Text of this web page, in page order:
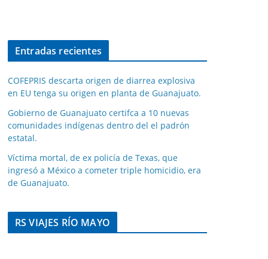
Entradas recientes
COFEPRIS descarta origen de diarrea explosiva
en EU tenga su origen en planta de Guanajuato.
Gobierno de Guanajuato certifca a 10 nuevas
comunidades indígenas dentro del el padrón
estatal.
Víctima mortal, de ex policía de Texas, que
ingresó a México a cometer triple homicidio, era
de Guanajuato.
RS VIAJES RÍO MAYO